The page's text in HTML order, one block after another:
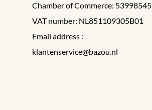
Chamber of Commerce: 53998545
VAT number: NL851109305B01
Email address :
klantenservice@bazou.nl